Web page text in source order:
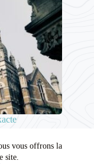
vous offrons la
site.